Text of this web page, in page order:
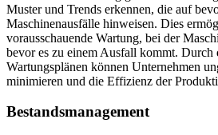
Muster und Trends erkennen, die auf
Maschinenausfälle hinweisen. Dies
vorausschauende Wartung, bei der
bevor es zu einem Ausfall kommt.
Wartungsplänen können Unternehmen
minimieren und die Effizienz der
Bestandsmanagement